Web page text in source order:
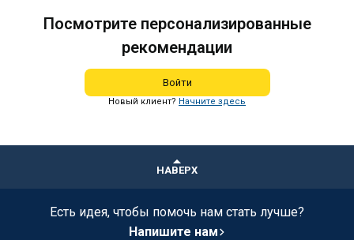
Посмотрите персонализированные
рекомендации
Войти
Новый клиент? Начните здесь
НАВЕРХ
Есть идея, чтобы помочь нам стать лучше?
Напишите нам